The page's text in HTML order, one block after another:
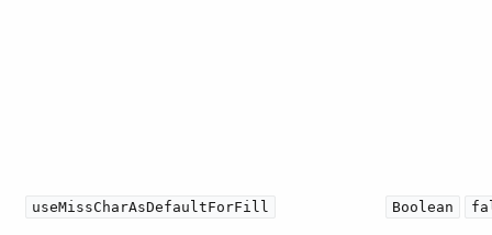
useMissCharAsDefaultForFill Boolean